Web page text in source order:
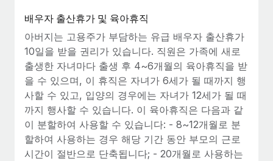
배우자 출산휴가 및 육아휴직
아버지는 고용주가 부담하는 유급 배우자 출산휴가
10일을 받을 권리가 있습니다. 직원은 가족에 새로
출생한 자녀마다 출생 후 4~6개월의 육아휴직을 받
을 수 있으며, 이 휴직은 자녀가 6세가 될 때까지 행
사할 수 있고, 입양의 경우에는 자녀가 12세가 될 때
까지 행사할 수 있습니다. 이 육아휴직은 다음과 같
이 분할하여 사용할 수 있습니다: - 8~12개월로 분
할하여 사용하는 경우 해당 기간 동안 부모의 근로
시간이 절반으로 단축됩니다; - 20개월로 사용하는